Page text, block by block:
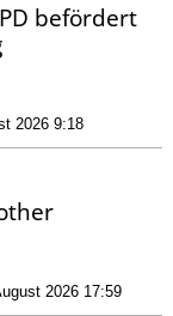
befördert
2026 9:18
2026 17:59